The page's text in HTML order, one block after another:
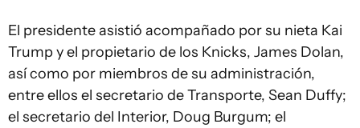
El presidente asistió acompañado por su nieta Kai
Trump y el propietario de los Knicks, James Dolan,
así como por miembros de su administración,
entre ellos el secretario de Transporte, Sean Duffy;
el secretario del Interior, Doug Burgum; el